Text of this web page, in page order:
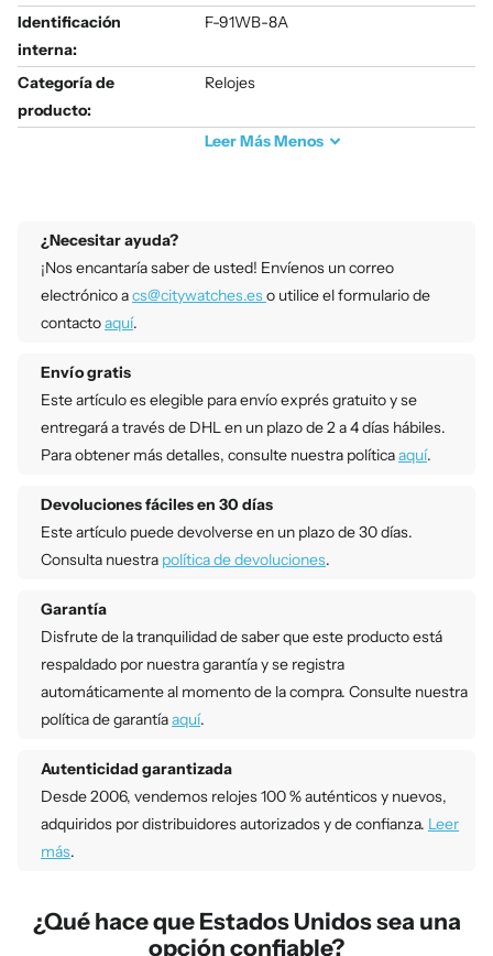
Identificación
interna:
F-91WB-8A
Categoría de
producto:
Relojes
LeerMásMenos
¿Necesitar ayuda?
¡Nos encantaría saber de usted! Envíenos un correo
electrónico acs@citywatches.eso utilice el formulario de
contactoaquí.
Envío gratis
Este artículo es elegible para envío exprés gratuito y se
entregará a través de DHL en un plazo de 2 a 4 días hábiles.
Para obtener más detalles, consulte nuestra políticaaquí.
Devoluciones fáciles en 30 días
Este artículo puede devolverse en un plazo de 30 días.
Consulta nuestra política de devoluciones.
Garantía
Disfrute de la tranquilidad de saber que este producto está
respaldado por nuestra garantía y se registra
automáticamente al momento de la compra. Consulte nuestra
política de garantíaaquí.
Autenticidad garantizada
Desde 2006, vendemos relojes 100 % auténticos y nuevos,
adquiridos por distribuidores autorizados y de confianza. Leer
más.
¿Qué hace que Estados Unidos sea una
opción confiable?